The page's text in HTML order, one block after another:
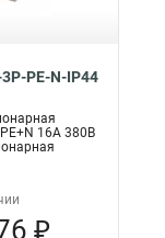
PE-N-IP44
16А 380В
₽